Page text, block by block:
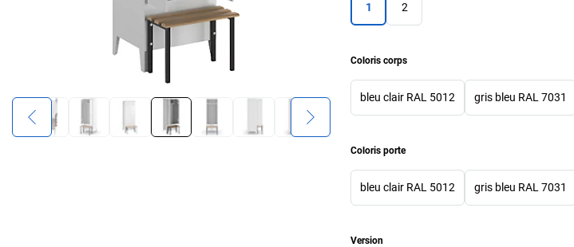
1 2
Coloris corps
bleu clair RAL 5012 gris bleu RAL 7031
Coloris porte
bleu clair RAL 5012 gris bleu RAL 7031
Version